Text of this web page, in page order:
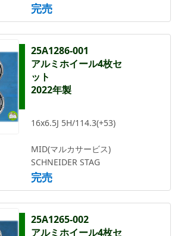
完売
25A1286-001
アルミホイール4枚セ
ット
2022年製
16x6.5J 5H/114.3(+53)
MID(マルカサービス)
SCHNEIDER STAG
完売
25A1265-002
アルミホイール4枚セ